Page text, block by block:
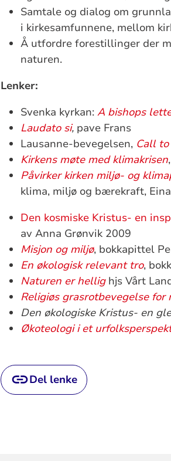
Samtale og dialog om
i kirkesamfunnene, mellom
Å utfordre forestillinger der
naturen.
Lenker:
Svenka kyrkan:A bishops
Laudato si, pave Frans
Lausanne-bevegelsen, Call
Kirkens møte med klimakrisen
Påvirker kirken miljø- og
klima, miljø og bærekraft,
Den kosmiske Kristus- en
av Anna Grønvik 2009
Misjon og miljø, bokkapittel
En økologisk relevant tro,
Naturen er hellighjs Vårt
Religiøs grasrotbevegelse
Den økologiske Kristus- en
Økoteologi i et
Del lenke